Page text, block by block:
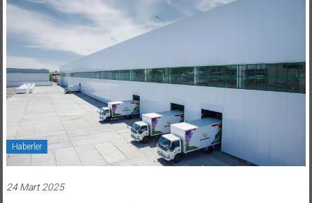
Haberler
24 Mart 2025